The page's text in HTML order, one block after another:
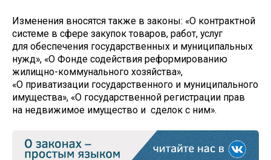
Изменения вносятся также в законы: «О контрактной
системе в сфере закупок товаров, работ, услуг
для обеспечения государственных и муниципальных
нужд», «О Фонде содействия реформированию
жилищно-коммунального хозяйства»,
«О приватизации государственного и муниципального
имущества», «О государственной регистрации прав
на недвижимое имущество и сделок с ним».